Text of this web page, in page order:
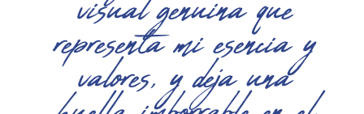
representa mi esencia y
valores, y deja una